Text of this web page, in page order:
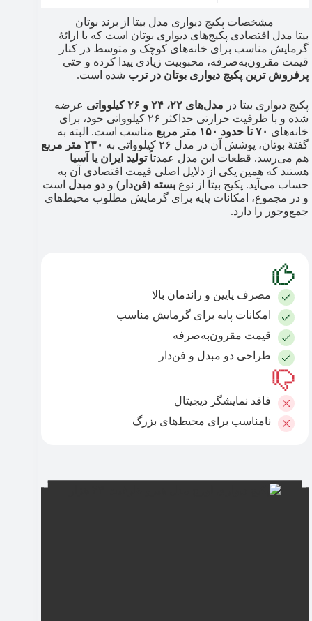
مشخصات پکیج دیواری مدل بیتا از برند بوتان
بیتا مدل اقتصادی پکیج‌های دیواری بوتان است که با ارائۀ
گرمایش مناسب برای خانه‌های کوچک و متوسط در کنار
قیمت مقرون‌به‌صرفه، محبوبیت زیادی پیدا کرده و حتی
پرفروش ترین پکیج دیواری بوتان در ترب شده است.
پکیج دیواری بیتا در مدل‌های ۲۲، ۲۴ و ۲۶ کیلوواتی
عرضه
شده و با ظرفیت حرارتی حداکثر ۲۶ کیلوواتی خود، برای
خانه‌های ۷۰ تا حدود ۱۵۰ متر مربع مناسب است. البته به
گفتۀ بوتان، پوشش آن در مدل ۲۶ کیلوواتی به
۲۳۰ متر مربع
هم می‌رسد. قطعات این مدل عمدتاًتولید ایران یا آسیا
هستند که همین یکی از دلایل اصلی قیمت اقتصادی آن به
حساب می‌آید. پکیج بیتا از نوع بسته (فن‌دار) و دو مبدل است
و در مجموع، امکانات پایه برای گرمایش مطلوب محیط‌های
جمع‌وجور را دارد.
مصرف پایین و راندمان بالا
امکانات پایه برای گرمایش مناسب
قیمت مقرون‌به‌صرفه
طراحی دو مبدل و فن‌دار
فاقد نمایشگر دیجیتال
نامناسب برای محیط‌های بزرگ